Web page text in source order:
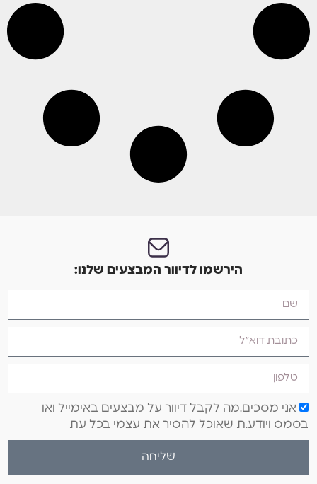
הירשמו לדיוור המבצעים שלנו:
אני מסכים.מה לקבל דיוור על מבצעים באימייל ואו
בסמס ויודע.ת שאוכל להסיר את עצמי בכל עת
שליחה